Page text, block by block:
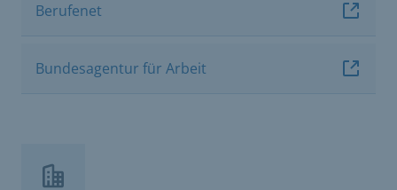
Berufenet
Bundesagentur für Arbeit